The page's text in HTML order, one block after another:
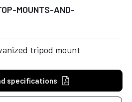
MOUNTS-AND-
tripod mount
specifications